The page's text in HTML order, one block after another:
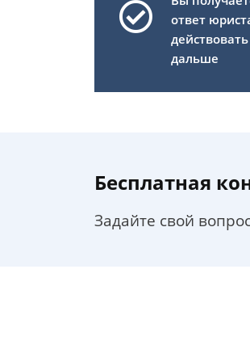
ответ
действовать
дальше
Бесплатная
Задайте свой